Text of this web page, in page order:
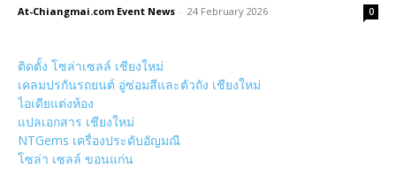
At-Chiangmai.com Event News - 24 February 2026 0
ติดตั้ง โซล่าเซลล์ เชียงใหม่
เคลมปรกันรถยนต์ อู่ซ่อมสีและตัวถัง เชียงใหม่
ไอเดียแต่งห้อง
แปลเอกสาร เชียงใหม่
NTGems เครื่องประดับอัญมณี
โซล่า เซลล์ ขอนแก่น